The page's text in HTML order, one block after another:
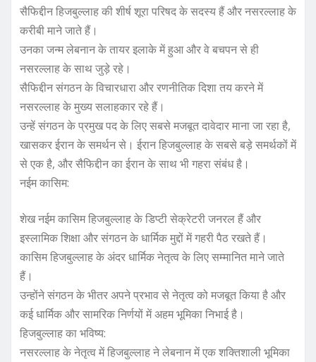
सैफिद्दीन हिजबुल्लाह की शीर्ष शूरा परिषद के सदस्य हैं और नसरल्लाह के
करीबी माने जाते हैं।
उनका जन्म लेबनान के तायर इलाके में हुआ और वे बचपन से ही
नसरल्लाह के साथ जुड़े रहे।
सैफिद्दीन संगठन के विचारधारा और रणनीतिक दिशा तय करने में
नसरल्लाह के मुख्य सलाहकार रहे हैं।
उन्हें संगठन के प्रमुख पद के लिए सबसे मजबूत दावेदार माना जा रहा है,
खासकर ईरान के समर्थन से। ईरान हिजबुल्लाह के सबसे बड़े समर्थकों में
से एक है, और सैफिद्दीन का ईरान के साथ भी गहरा संबंध है।
नईम कासिम:
शेख नईम कासिम हिजबुल्लाह के डिप्टी सेक्रेटरी जनरल हैं और
इस्लामिक शिक्षा और संगठन के धार्मिक मुद्दों में गहरी पैठ रखते हैं।
कासिम हिजबुल्लाह के अंदर धार्मिक नेतृत्व के लिए सम्मानित माने जाते
हैं।
उन्होंने संगठन के भीतर अपने प्रभाव से नेतृत्व को मजबूत किया है और
कई धार्मिक और सामरिक निर्णयों में अहम भूमिका निभाई है।
हिजबुल्लाह का भविष्य:
नसरल्लाह के नेतृत्व में हिजबुल्लाह ने लेबनान में एक शक्तिशाली भूमिका